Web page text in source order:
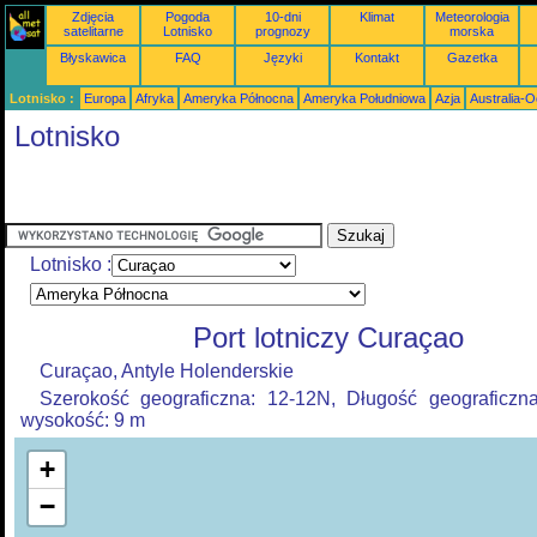
Zdjęcia
satelitarne
Pogoda
Lotnisko
10-dni
prognozy
Klimat
Meteorologia
morska
Błyskawica
FAQ Języki Kontakt Gazetka
Lotnisko : Europa Afryka Ameryka Północna Ameryka Południowa Azja Australia-
Lotnisko
Lotnisko :
Port lotniczy Curaçao
Curaçao, Antyle Holenderskie
Szerokość geograficzna: 12-12N, Długość
wysokość: 9 m
+
−